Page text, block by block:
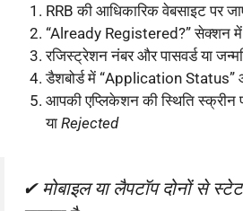
RRB की आधिकारिक वेबसाइट पर
“Already Registered?” सेक्शन में
रजिस्ट्रेशन नंबर और पासवर्ड या
डैशबोर्ड में “Application
आपकी एप्लिकेशन की स्थिति स्क्रीन
या Rejected
✔ मोबाइल या लैपटॉप दोनों से